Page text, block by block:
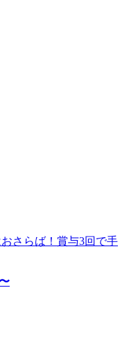
さらば！賞与3回で手